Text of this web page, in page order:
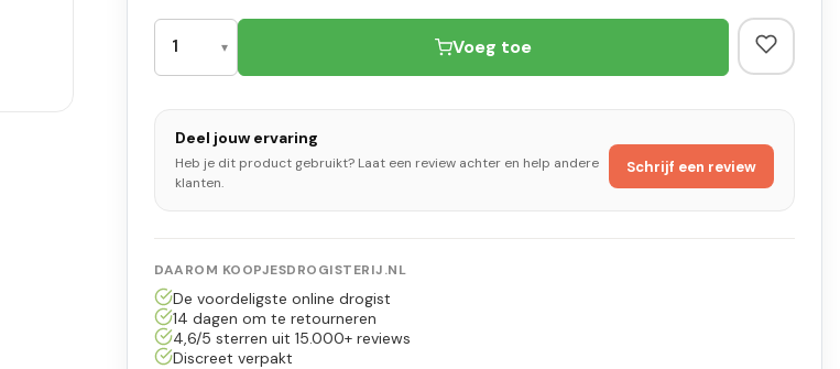
Voeg toe
Deel jouw ervaring
Heb je dit product gebruikt? Laat een review achter en help andere
klanten.
Schrijf een review
DAAROM KOOPJESDROGISTERIJ.NL
De voordeligste online drogist
14 dagen om te retourneren
4,6/5 sterren uit 15.000+ reviews
Discreet verpakt